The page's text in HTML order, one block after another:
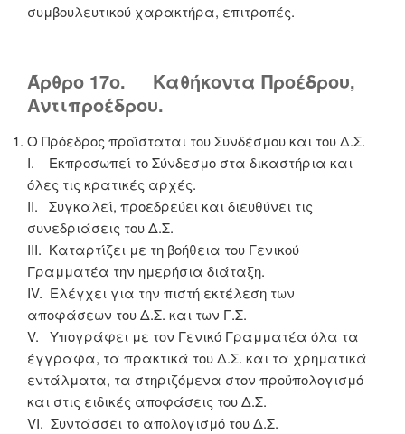
συμβουλευτικού χαρακτήρα, επιτροπές.
Άρθρο 17ο. Καθήκοντα Προέδρου,
Αντιπροέδρου.
Ο Πρόεδρος προΐσταται του Συνδέσμου και του Δ.Σ.
Ι. Εκπροσωπεί το Σύνδεσμο στα δικαστήρια και
όλες τις κρατικές αρχές.
ΙΙ. Συγκαλεί, προεδρεύει και διευθύνει τις
συνεδριάσεις του Δ.Σ.
ΙΙΙ. Καταρτίζει με τη βοήθεια του Γενικού
Γραμματέα την ημερήσια διάταξη.
IV. Ελέγχει για την πιστή εκτέλεση των
αποφάσεων του Δ.Σ. και των Γ.Σ.
V. Υπογράφει με τον Γενικό Γραμματέα όλα τα
έγγραφα, τα πρακτικά του Δ.Σ. και τα χρηματικά
εντάλματα, τα στηριζόμενα στον προϋπολογισμό
και στις ειδικές αποφάσεις του Δ.Σ.
VI. Συντάσσει το απολογισμό του Δ.Σ.